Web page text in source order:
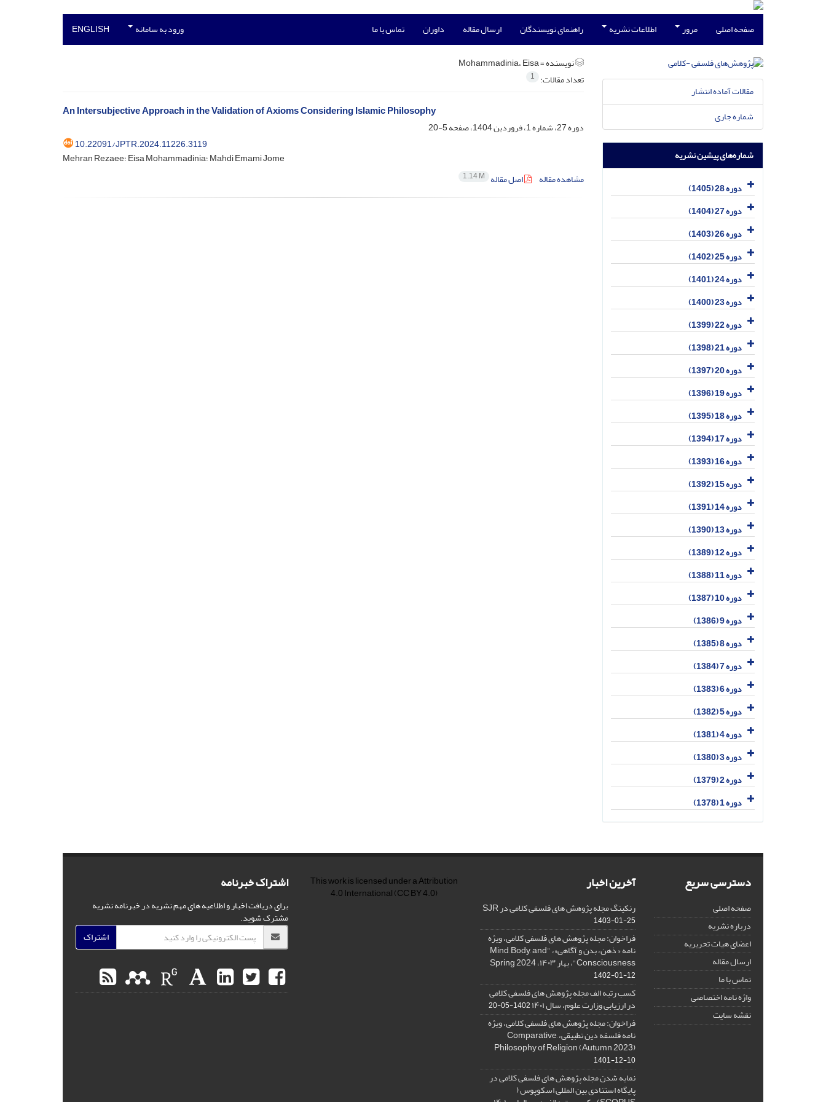
صفحه اصلی مرور اطلاعات نشریه راهنمای نویسندگان ارسال مقاله داوران تماس با ما ورود به سامانه ENGLISH
نویسنده =Mohammadinia، Eisa
تعداد مقالات: 1
An Intersubjective Approach in the Validation of Axioms Considering Islamic Philosophy
دوره 27، شماره 1، فروردین 1404، صفحه
5-20
10.22091/JPTR.2024.11226.3119
Mehran Rezaee؛ Eisa Mohammadinia؛ Mahdi Emami Jome
مشاهده مقاله
اصل مقاله 1.14 M
مقالات آماده انتشار
شماره جاری
شماره‌های پیشین نشریه
دوره 28 (1405)
دوره 27 (1404)
دوره 26 (1403)
دوره 25 (1402)
دوره 24 (1401)
دوره 23 (1400)
دوره 22 (1399)
دوره 21 (1398)
دوره 20 (1397)
دوره 19 (1396)
دوره 18 (1395)
دوره 17 (1394)
دوره 16 (1393)
دوره 15 (1392)
دوره 14 (1391)
دوره 13 (1390)
دوره 12 (1389)
دوره 11 (1388)
دوره 10 (1387)
دوره 9 (1386)
دوره 8 (1385)
دوره 7 (1384)
دوره 6 (1383)
دوره 5 (1382)
دوره 4 (1381)
دوره 3 (1380)
دوره 2 (1379)
دوره 1 (1378)
دسترسی سریع
صفحه اصلی
درباره نشریه
اعضای هیات تحریریه
ارسال مقاله
تماس با ما
واژه نامه اختصاصی
نقشه سایت
آخرین اخبار
رنکینگ مجله پژوهش های فلسفی کلامی در SJR
1403-01-25
فراخوان: مجله پژوهش های فلسفی کلامی، ویژه
نامه « ذهن، بدن و آگاهی»، "Mind, Body, and
Consciousness"، بهار ۱۴۰۳، Spring 2024
1402-01-12
کسب رتبه الف مجله پژوهش های فلسفی کلامی
در ارزیابی وزارت علوم، سال ۱۴۰۱ 1402-05-20
فراخوان: مجله پژوهش های فلسفی کلامی، ویژه
نامه فلسفه دین تطبیقی، ,Comparative
Philosophy of Religion (Autumn 2023)
1401-12-10
نمایه شدن مجله پژوهش های فلسفی کلامی در
پایگاه استنادی بین المللی اسکوپوس (
This work is licensed under aAttribution
4.0 International(CC BY 4.0) اشتراک خبرنامه
برای دریافت اخبار و اطلاعیه های مهم نشریه در خبرنامه نشریه
مشترک شوید.
اشتراک